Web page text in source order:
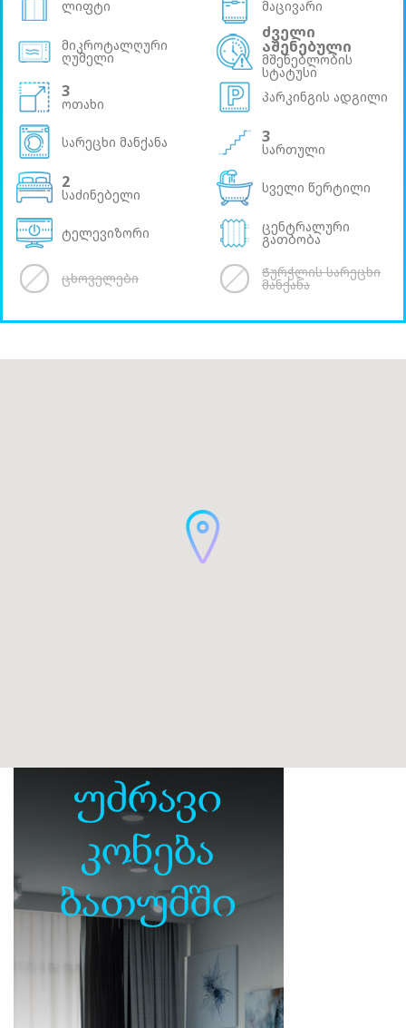
ლიფტი მაცივარი
მიკროტალღური
ღუმელი
ძველი
აშენებული
მშენებლობის
სტატუსი
3
ოთახი პარკინგის ადგილი
სარეცხი მანქანა 3
სართული
2
საძინებელი სველი წერტილი
ტელევიზორი ცენტრალური
გათბობა
ცხოველები Ჭურჭლის სარეცხი
მანქანა